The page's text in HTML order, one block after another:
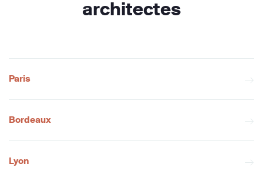
architectes
Paris
Bordeaux
Lyon